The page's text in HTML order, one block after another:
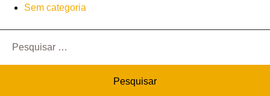
Sem categoria
por: